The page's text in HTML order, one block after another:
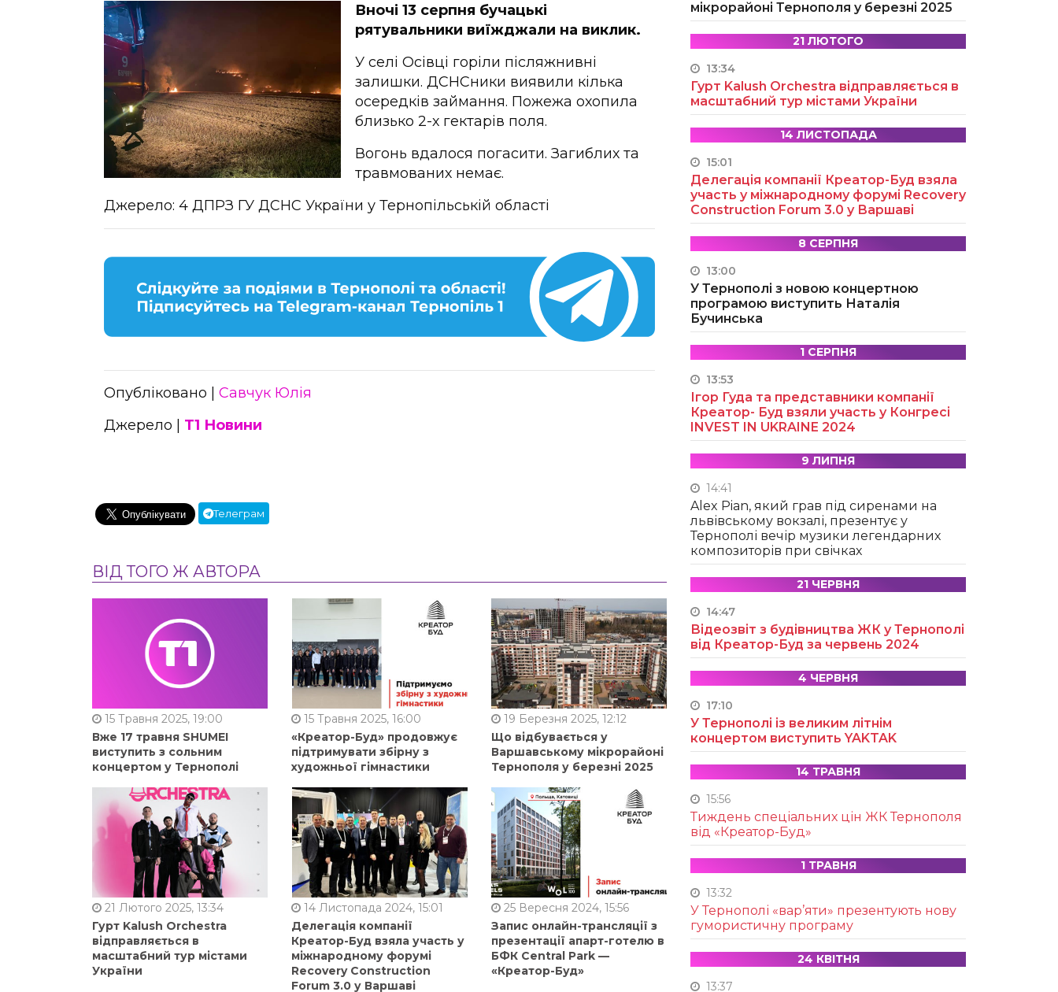
Вночі 13 серпня бучацькі
рятувальники виїжджали на виклик.
У селі Осівці горіли післяжнивні
залишки. ДСНСники виявили кілька
осередків займання. Пожежа охопила
близько 2-х гектарів поля.
Вогонь вдалося погасити. Загиблих та
травмованих немає.
Джерело: 4 ДПРЗ ГУ ДСНС України у Тернопільській області
Опубліковано | Савчук Юлія
Джерело | Т1 Новини
Телеграм
ВІД ТОГО Ж АВТОРА
15 Травня 2025, 19:00
Вже 17 травня SHUMEI
виступить з сольним
концертом у Тернополі
15 Травня 2025, 16:00
«Креатор-Буд» продовжує
підтримувати збірну з
художньої гімнастики
19 Березня 2025, 12:12
Що відбувається у
Варшавському мікрорайоні
Тернополя у березні 2025
21 Лютого 2025, 13:34
Гурт Kalush Orchestra
відправляється в
масштабний тур містами
України
14 Листопада 2024, 15:01
Делегація компанії
Креатор-Буд взяла участь у
міжнародному форумі
Recovery Construction
Forum 3.0 у Варшаві
25 Вересня 2024, 15:56
Запис онлайн-трансляції з
презентації апарт-готелю в
БФК Central Park —
«Креатор-Буд»
мікрорайоні Тернополя у березні 2025
21 ЛЮТОГО
13:34
Гурт Kalush Orchestra відправляється в
масштабний тур містами України
14 ЛИСТОПАДА
15:01
Делегація компанії Креатор-Буд взяла
участь у міжнародному форумі Recovery
Construction Forum 3.0 у Варшаві
8 СЕРПНЯ
13:00
У Тернополі з новою концертною
програмою виступить Наталія
Бучинська
1 СЕРПНЯ
13:53
Ігор Гуда та представники компанії
Креатор- Буд взяли участь у Конгресі
INVEST IN UKRAINE 2024
9 ЛИПНЯ
14:41
Alex Pian, який грав під сиренами на
львівському вокзалі, презентує у
Тернополі вечір музики легендарних
композиторів при свічках
21 ЧЕРВНЯ
14:47
Відеозвіт з будівництва ЖК у Тернополі
від Креатор-Буд за червень 2024
4 ЧЕРВНЯ
17:10
У Тернополі із великим літнім
концертом виступить YAKTAK
14 ТРАВНЯ
15:56
Тиждень спеціальних цін ЖК Тернополя
від «Креатор-Буд»
1 ТРАВНЯ
13:32
У Тернополі «вар’яти» презентують нову
гумористичну програму
24 КВІТНЯ
13:37